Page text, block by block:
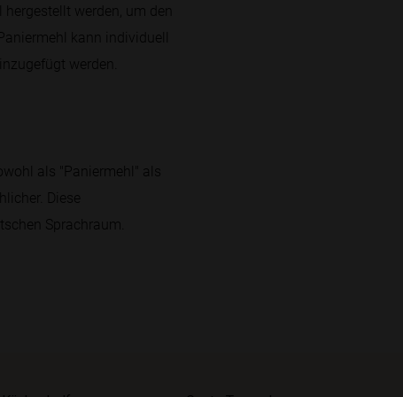
werden, um den
kann individuell
werden.
als "Paniermehl" als
Diese
Sprachraum.